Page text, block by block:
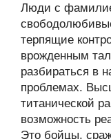
Люди с
терпящие
врожденным
разбираться в
проблемах.
титанической
возможность
Это бойцы,